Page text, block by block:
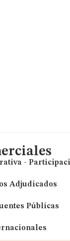
-
Adjudicados
Públicas